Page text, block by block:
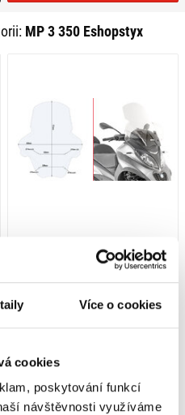
Více o cookies
cookies
poskytování funkcí
návštěvnosti využíváme
MP 3 350 Eshopstyx
Na objednávku
2z 2produktů